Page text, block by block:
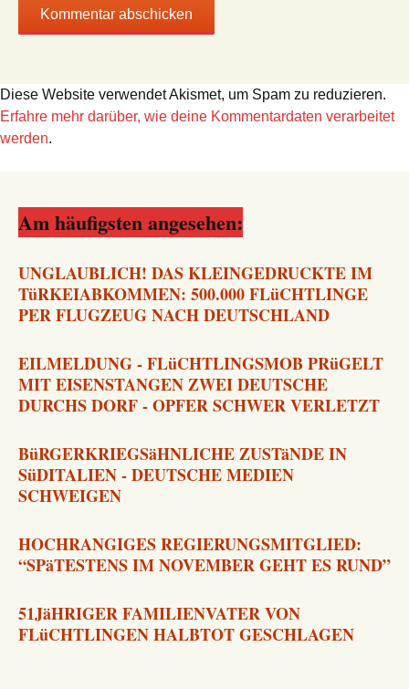
Diese Website verwendet Akismet, um Spam zu reduzieren.
Erfahre mehr darüber, wie deine Kommentardaten verarbeitet
werden.
Am häufigsten angesehen:
UNGLAUBLICH! DAS KLEINGEDRUCKTE IM
TüRKEIABKOMMEN: 500.000 FLüCHTLINGE
PER FLUGZEUG NACH DEUTSCHLAND
EILMELDUNG - FLüCHTLINGSMOB PRüGELT
MIT EISENSTANGEN ZWEI DEUTSCHE
DURCHS DORF - OPFER SCHWER VERLETZT
BüRGERKRIEGSäHNLICHE ZUSTäNDE IN
SüDITALIEN - DEUTSCHE MEDIEN
SCHWEIGEN
HOCHRANGIGES REGIERUNGSMITGLIED:
“SPäTESTENS IM NOVEMBER GEHT ES RUND”
51JäHRIGER FAMILIENVATER VON
FLüCHTLINGEN HALBTOT GESCHLAGEN